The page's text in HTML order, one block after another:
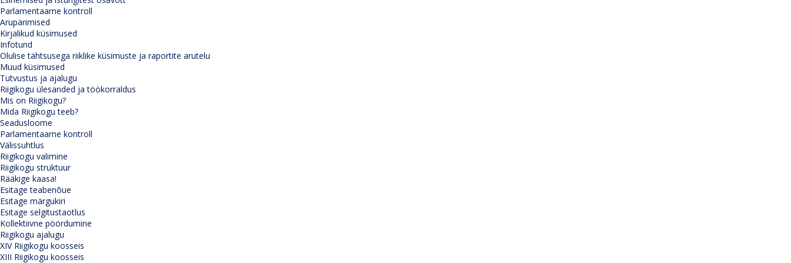
Parlamentaarne kontroll
Arupärimised
Kirjalikud küsimused
Infotund
Olulise tähtsusega riiklike küsimuste ja raportite arutelu
Muud küsimused
Tutvustus ja ajalugu
Riigikogu ülesanded ja töökorraldus
Mis on Riigikogu?
Mida Riigikogu teeb?
Seadusloome
Parlamentaarne kontroll
Välissuhtlus
Riigikogu valimine
Riigikogu struktuur
Rääkige kaasa!
Esitage teabenõue
Esitage märgukiri
Esitage selgitustaotlus
Kollektiivne pöördumine
Riigikogu ajalugu
XIV Riigikogu koosseis
XIII Riigikogu koosseis